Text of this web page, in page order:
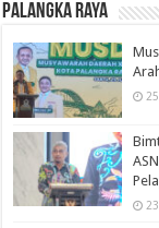
Palangka Raya